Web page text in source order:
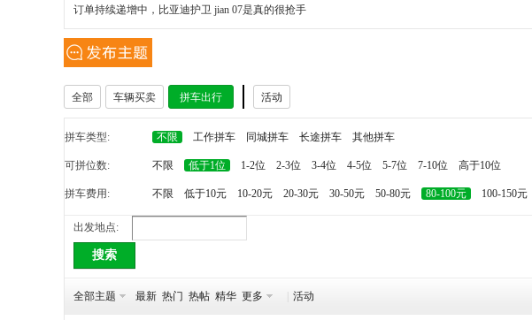
冶
网
订单持续递增中，比亚迪护卫 jian 07是真的很抢手
全部 车辆买卖 拼车出行 活动
拼车类型: 不限 工作拼车 同城拼车 长途拼车 其他拼车
可拼位数: 不限 低于1位 1-2位 2-3位 3-4位 4-5位 5-7位 7-10位 高于10位
拼车费用: 不限 低于10元 10-20元 20-30元 30-50元 50-80元 80-100元 100-150元
出发地点:
搜索
全部主题 最新 热门 热帖 精华 更多 活动